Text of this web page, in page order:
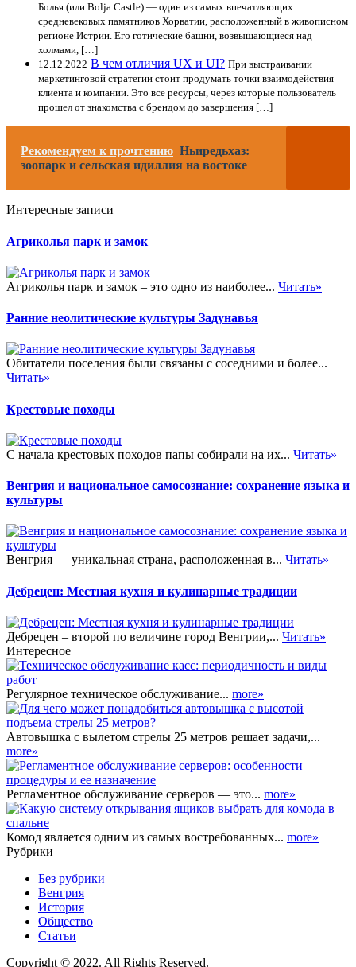
Болья (или Bolja Castle) — один из самых впечатляющих
средневековых памятников Хорватии, расположенный в живописном
регионе Истрии. Его готические башни, возвышающиеся над
холмами, […]
12.12.2022 В чем отличия UX и UI? При выстраивании
маркетинговой стратегии стоит продумать точки взаимодействия
клиента и компании. Это все ресурсы, через которые пользователь
прошел от знакомства с брендом до завершения […]
Рекомендуем к прочтению Ньиредьхаз:
зоопарк и сельская идиллия на востоке
Интересные записи
Агриколья парк и замок
Агриколья парк и замок – это одно из наиболее... Читать»
Ранние неолитические культуры Задунавья
Обитатели поселения были связаны с соседними и более...
Читать»
Крестовые походы
С начала крестовых походов папы собирали на их... Читать»
Венгрия и национальное самосознание: сохранение языка и
культуры
Венгрия — уникальная страна, расположенная в... Читать»
Дебрецен: Местная кухня и кулинарные традиции
Дебрецен – второй по величине город Венгрии,... Читать»
Интересное
Регулярное техническое обслуживание... more»
Автовышка с вылетом стрелы 25 метров решает задачи,...
more»
Регламентное обслуживание серверов — это... more»
Комод является одним из самых востребованных... more»
Рубрики
Без рубрики
Венгрия
История
Общество
Статьи
Copyright © 2022. All Rights Reserved.